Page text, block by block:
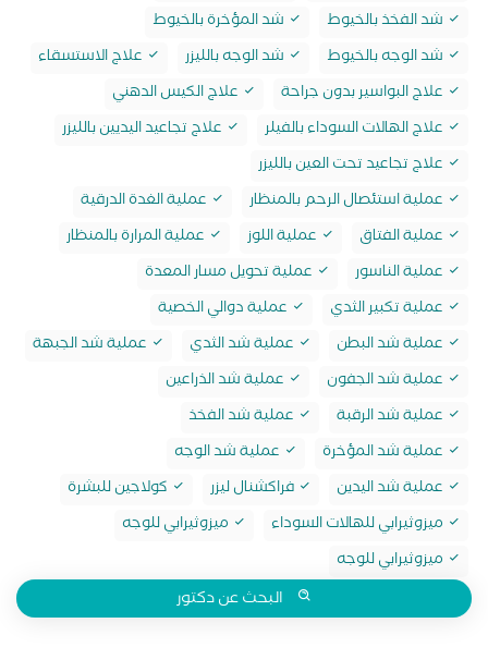
شد الفخذ بالخيوط
شد المؤخرة بالخيوط
شد الوجه بالخيوط
شد الوجه بالليزر
علاج الاستسقاء
علاج البواسير بدون جراحة
علاج الكيس الدهني
علاج الهالات السوداء بالفيلر
علاج تجاعيد اليديين بالليزر
علاج تجاعيد تحت العين بالليزر
عملية استئصال الرحم بالمنظار
عملية الغدة الدرقية
عملية الفتاق
عملية اللوز
عملية المرارة بالمنظار
عملية الناسور
عملية تحويل مسار المعدة
عملية تكبير الثدي
عملية دوالي الخصية
عملية شد البطن
عملية شد الثدي
عملية شد الجبهة
عملية شد الجفون
عملية شد الذراعين
عملية شد الرقبة
عملية شد الفخذ
عملية شد المؤخرة
عملية شد الوجه
عملية شد اليدين
فراكشنال ليزر
كولاجين للبشرة
ميزوثيرابي للهالات السوداء
ميزوثيرابي للوجه
ميزوثيرابي للوجه
البحث عن دكتور